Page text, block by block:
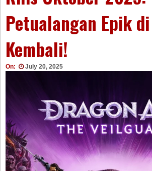
Petualangan Epik
Kembali!
On: July 20, 2025